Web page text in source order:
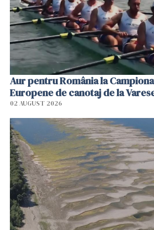
Aur pentru România la
Europene de canotaj de la
02 AUGUST 2026